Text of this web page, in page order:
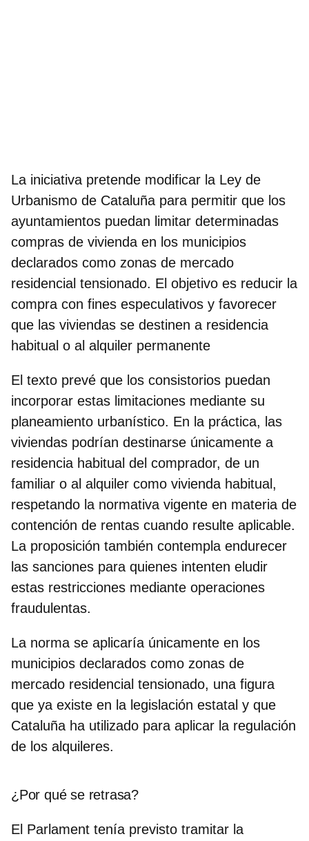
La iniciativa pretende modificar la Ley de
Urbanismo de Cataluña para permitir que los
ayuntamientos puedan limitar determinadas
compras de vivienda en los municipios
declarados como zonas de mercado
residencial tensionado. El objetivo es reducir la
compra con fines especulativos y favorecer
que las viviendas se destinen a residencia
habitual o al alquiler permanente
El texto prevé que los consistorios puedan
incorporar estas limitaciones mediante su
planeamiento urbanístico. En la práctica, las
viviendas podrían destinarse únicamente a
residencia habitual del comprador, de un
familiar o al alquiler como vivienda habitual,
respetando la normativa vigente en materia de
contención de rentas cuando resulte aplicable.
La proposición también contempla endurecer
las sanciones para quienes intenten eludir
estas restricciones mediante operaciones
fraudulentas.
La norma se aplicaría únicamente en los
municipios declarados como zonas de
mercado residencial tensionado, una figura
que ya existe en la legislación estatal y que
Cataluña ha utilizado para aplicar la regulación
de los alquileres.
¿Por qué se retrasa?
El Parlament tenía previsto tramitar la